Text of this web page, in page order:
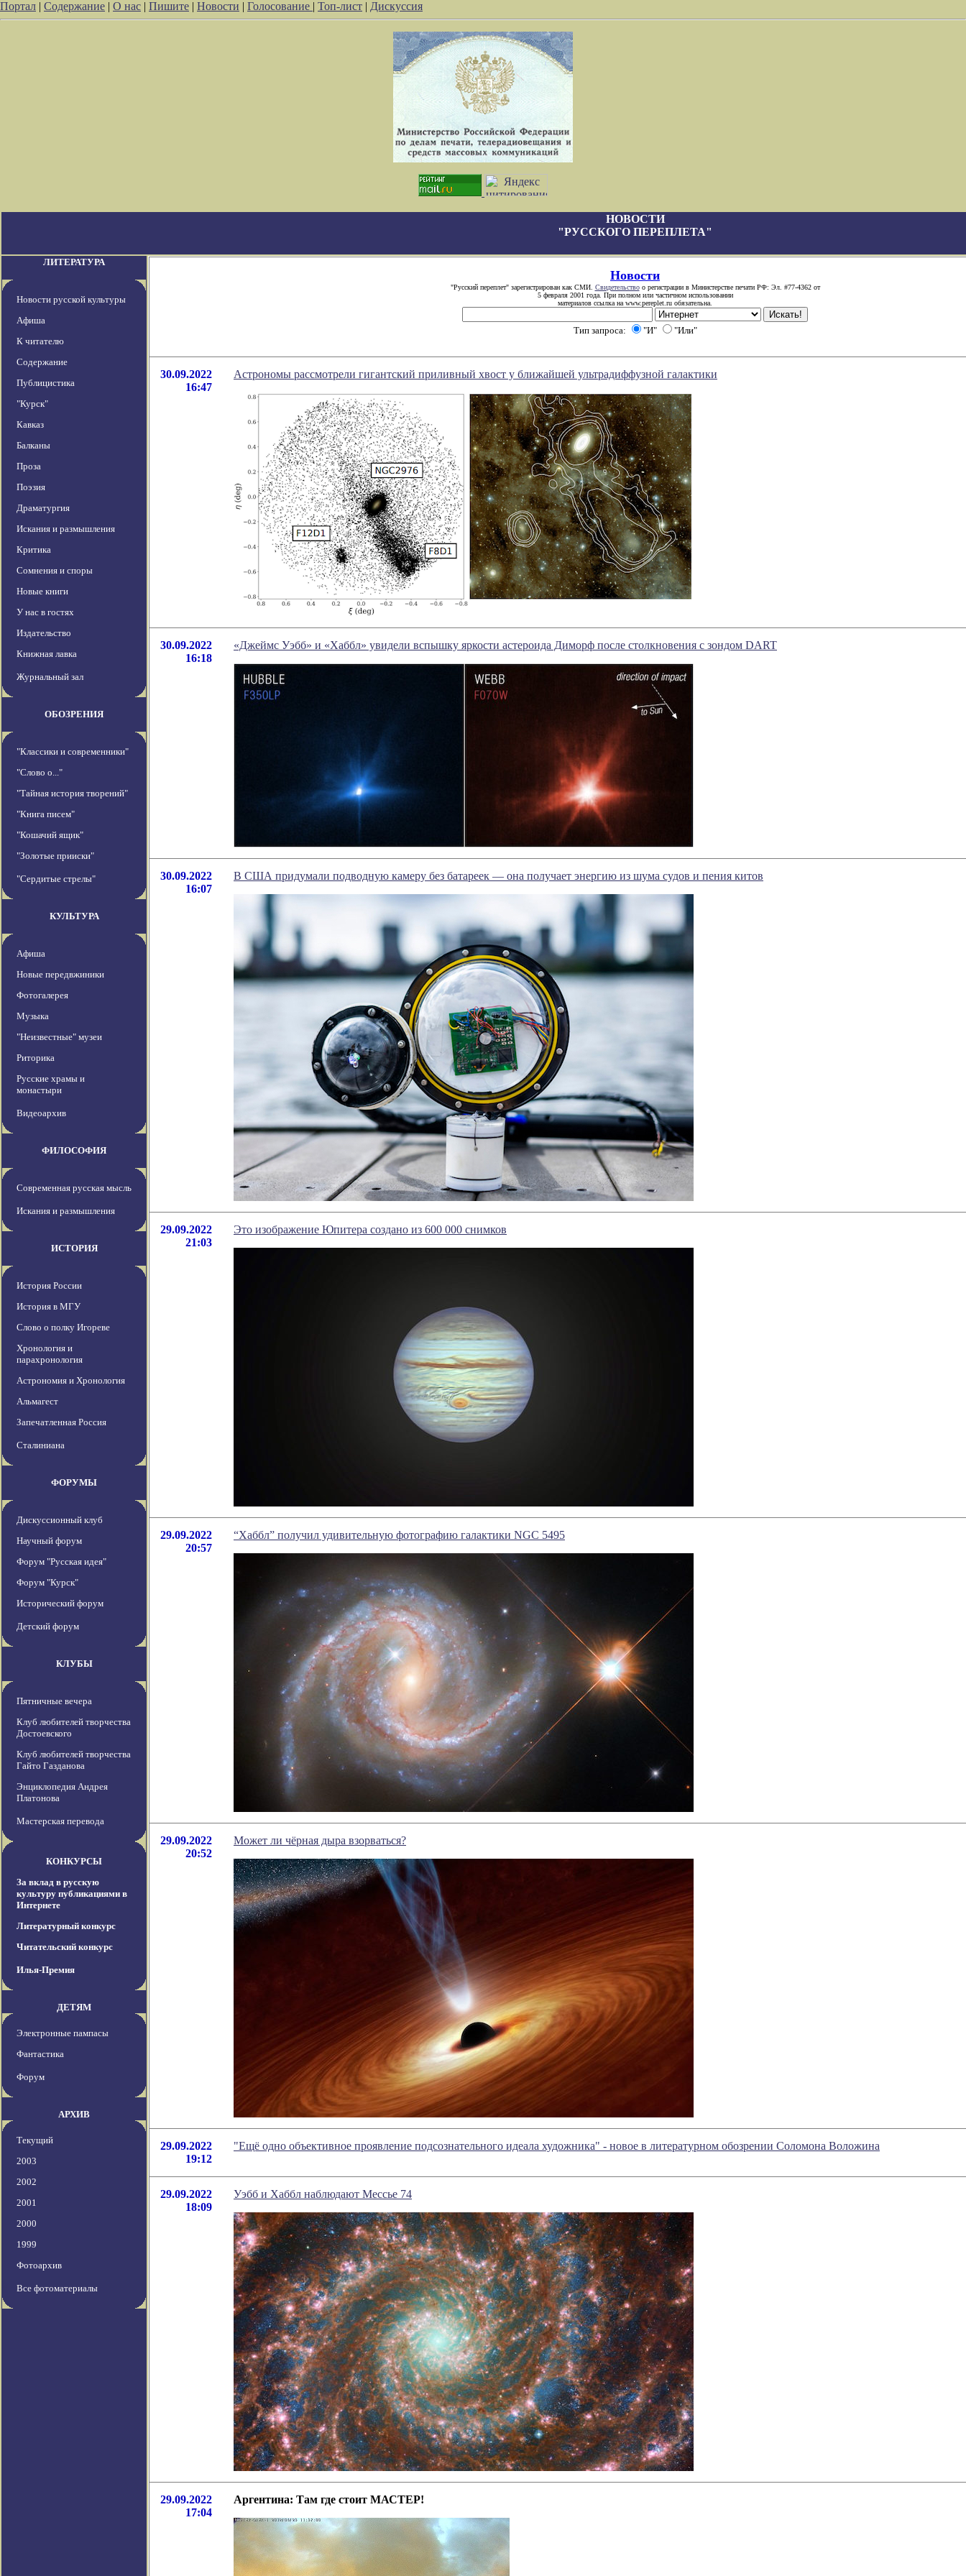
Портал | Содержание | О нас | Пишите | Новости | Голосование | Топ-лист | Дискуссия
НОВОСТИ
"РУССКОГО ПЕРЕПЛЕТА"
ЛИТЕРАТУРА
Новости русской культуры
Афиша
К читателю
Содержание
Публицистика
"Курск"
Кавказ
Балканы
Проза
Поэзия
Драматургия
Искания и размышления
Критика
Сомнения и споры
Новые книги
У нас в гостях
Издательство
Книжная лавка
Журнальный зал
ОБОЗРЕНИЯ
"Классики и современники"
"Слово о..."
"Тайная история творений"
"Книга писем"
"Кошачий ящик"
"Золотые прииски"
"Сердитые стрелы"
КУЛЬТУРА
Афиша
Новые передвжиники
Фотогалерея
Музыка
"Неизвестные" музеи
Риторика
Русские храмы и
монастыри
Видеоархив
ФИЛОСОФИЯ
Современная русская мысль
Искания и размышления
ИСТОРИЯ
История России
История в МГУ
Слово о полку Игореве
Хронология и
парахронология
Астрономия и Хронология
Альмагест
Запечатленная Россия
Сталиниана
ФОРУМЫ
Дискуссионный клуб
Научный форум
Форум "Русская идея"
Форум "Курск"
Исторический форум
Детский форум
КЛУБЫ
Пятничные вечера
Клуб любителей творчества
Достоевского
Клуб любителей творчества
Гайто Газданова
Энциклопедия Андрея
Платонова
Мастерская перевода
КОНКУРСЫ
За вклад в русскую
культуру публикациями в
Интернете
Литературный конкурс
Читательский конкурс
Илья-Премия
ДЕТЯМ
Электронные пампасы
Фантастика
Форум
АРХИВ
Текущий
2003
2002
2001
2000
1999
Фотоархив
Все фотоматериалы
Новости
"Русский переплет" зарегистрирован как СМИ. Свидетельствоо регистрации в Министерстве печати РФ: Эл. #77-4362 от
5 февраля 2001 года. При полном или частичном использовании
материалов ссылка на www.pereplet.ru обязательна.
Тип запроса: "И" "Или"
30.09.2022
16:47
Астрономы рассмотрели гигантский приливный хвост у ближайшей ультрадиффузной галактики
30.09.2022
16:18
«Джеймс Уэбб» и «Хаббл» увидели вспышку яркости астероида Диморф после столкновения с зондом DART
30.09.2022
16:07
В США придумали подводную камеру без батареек — она получает энергию из шума судов и пения китов
29.09.2022
21:03
Это изображение Юпитера создано из 600 000 снимков
29.09.2022
20:57
“Хаббл” получил удивительную фотографию галактики NGC 5495
29.09.2022
20:52
Может ли чёрная дыра взорваться?
29.09.2022
19:12
"Ещё одно объективное проявление подсознательного идеала художника" - новое в литературном обозрении Соломона Воложина
29.09.2022
18:09
Уэбб и Хаббл наблюдают Мессье 74
29.09.2022
17:04
Аргентина: Там где стоит МАСТЕР!